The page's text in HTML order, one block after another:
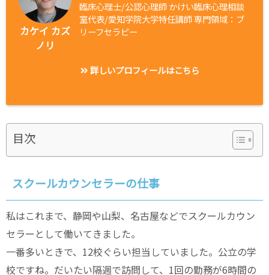
カケイ カズ
ノリ
臨床心理士/公認心理師 かけい臨床心理相談
室代表/愛知学院大学特任講師 専門領域：ブ
リーフセラピー
詳しいプロフィールはこちら
目次
スクールカウンセラーの仕事
私はこれまで、静岡や山梨、名古屋などでスクールカウン
セラーとして働いてきました。
一番多いときで、12校ぐらい担当していました。公立の学
校ですね。だいたい隔週で訪問して、1回の勤務が6時間の